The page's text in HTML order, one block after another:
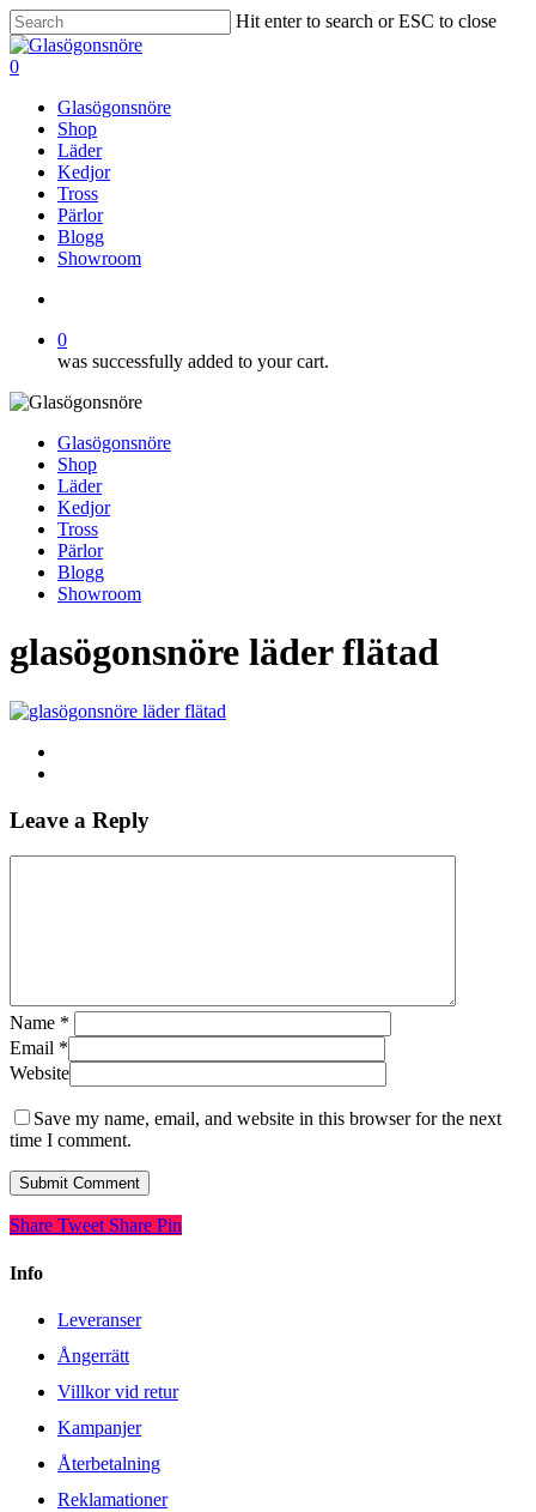
Skip
to
main
Hit enter to search or ESC to close
Close
Search
search
0
Glasögonsnöre
Shop
Läder
Kedjor
Tross
Pärlor
Blogg
Showroom
0
was successfully added to your cart.
Glasögonsnöre
Shop
Läder
Kedjor
Tross
Pärlor
Blogg
Showroom
glasögonsnöre läder flätad
Leave a Reply
Name *
Email *
Website
Save my name, email, and website in this browser for the next
time I comment.
Share Tweet Share Pin
Info
Leveranser
Ångerrätt
Villkor vid retur
Kampanjer
Återbetalning
Reklamationer